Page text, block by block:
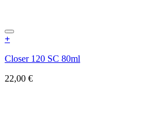
+
Closer 120 SC 80ml
22,00 €